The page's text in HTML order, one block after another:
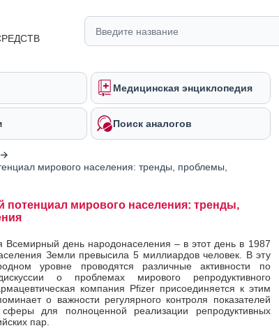
Медицинская энциклопедия
Поиск аналогов
мирового населения: тренды, проблемы,
потенциал мирового населения: тренды,
Всемирный день народонаселения – в этот день в 1987
Земли превысила 5 миллиардов человек. В эту
уровне проводятся различные активности по
о проблемах мирового репродуктивного
компания Pfizer присоединяется к этим
о важности регулярного контроля показателей
для полноценной реализации репродуктивных
пар.